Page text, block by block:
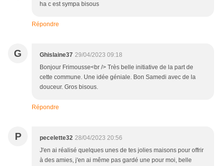
ha c est sympa bisous
Répondre
G Ghislaine37 29/04/2023 09:18
Bonjour Frimousse<br /> Très belle initiative de la part de
cette commune. Une idée géniale. Bon Samedi avec de la
douceur. Gros bisous.
Répondre
P pecelette32 28/04/2023 20:56
J'en ai réalisé quelques unes de tes jolies maisons pour offrir
à des amies, j'en ai même pas gardé une pour moi, belle